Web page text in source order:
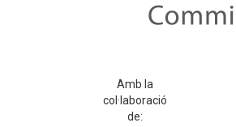
Amb la
col·laboració
de: